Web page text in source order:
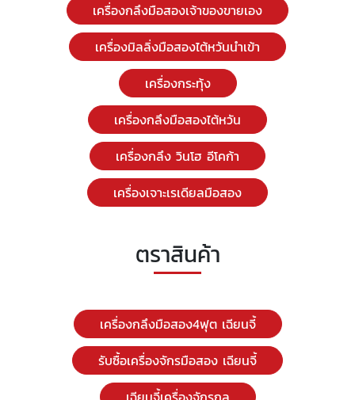
เครื่องกลึงมือสองเจ้าของขายเอง
เครื่องมิลลิ่งมือสองไต้หวันนำเข้า
เครื่องกระทุ้ง
เครื่องกลึงมือสองไต้หวัน
เครื่องกลึง วินโฮ อีโคก้า
เครื่องเจาะเรเดียลมือสอง
ตราสินค้า
เครื่องกลึงมือสอง4ฟุต เฉียนจี้
รับซื้อเครื่องจักรมือสอง เฉียนจี้